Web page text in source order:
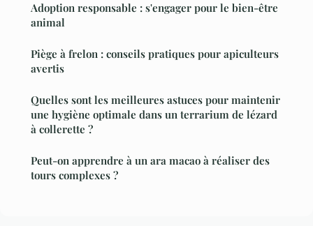
Adoption responsable : s'engager pour le bien-être
animal
Piège à frelon : conseils pratiques pour apiculteurs
avertis
Quelles sont les meilleures astuces pour maintenir
une hygiène optimale dans un terrarium de lézard
à collerette ?
Peut-on apprendre à un ara macao à réaliser des
tours complexes ?